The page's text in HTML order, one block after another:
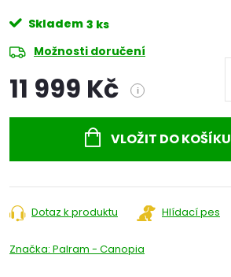
Skladem 3 ks
Možnosti doručení
11 999 Kč i
VLOŽIT DO KOŠÍKU
Dotaz k produktu Hlídací pes
Značka: Palram - Canopia